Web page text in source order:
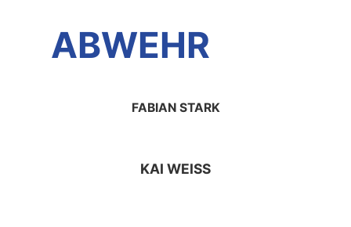
ABWEHR
FABIAN STARK
KAI WEISS